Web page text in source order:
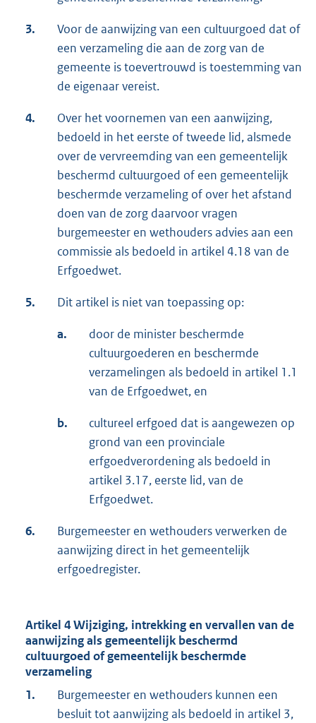
3.
Voor de aanwijzing van een cultuurgoed dat of
een verzameling die aan de zorg van de
gemeente is toevertrouwd is toestemming van
de eigenaar vereist.
4.
Over het voornemen van een aanwijzing,
bedoeld in het eerste of tweede lid, alsmede
over de vervreemding van een gemeentelijk
beschermd cultuurgoed of een gemeentelijk
beschermde verzameling of over het afstand
doen van de zorg daarvoor vragen
burgemeester en wethouders advies aan een
commissie als bedoeld in artikel 4.18 van de
Erfgoedwet.
5. Dit artikel is niet van toepassing op:
a.
door de minister beschermde
cultuurgoederen en beschermde
verzamelingen als bedoeld in artikel 1.1
van de Erfgoedwet, en
b.
cultureel erfgoed dat is aangewezen op
grond van een provinciale
erfgoedverordening als bedoeld in
artikel 3.17, eerste lid, van de
Erfgoedwet.
6.
Burgemeester en wethouders verwerken de
aanwijzing direct in het gemeentelijk
erfgoedregister.
Artikel 4 Wijziging, intrekking en vervallen van de
aanwijzing als gemeentelijk beschermd
cultuurgoed of gemeentelijk beschermde
verzameling
1.
Burgemeester en wethouders kunnen een
besluit tot aanwijzing als bedoeld in artikel 3,